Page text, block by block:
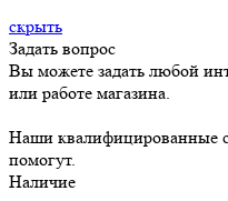
скрыть
Задать вопрос
Вы можете задать любой
или работе магазина.
Наши квалифицированные
помогут.
Наличие